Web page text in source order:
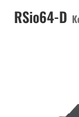
RSio64-D